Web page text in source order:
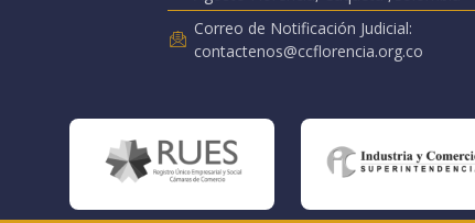
Correo de Notificación Judicial:
contactenos@ccflorencia.org.co